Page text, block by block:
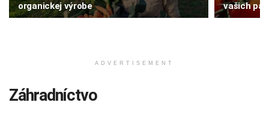
organickej výrobe
vašich
ADVERTISEMENT
Záhradníctvo